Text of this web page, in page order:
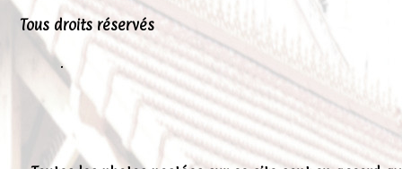
Tous droits réservés
.